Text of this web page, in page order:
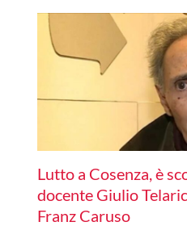
Lutto a Cosenza, è
docente Giulio
Franz Caruso